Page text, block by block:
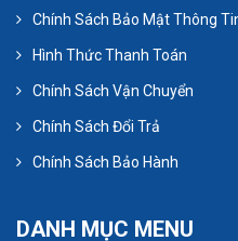
sử dụng trong các
thực phẩm …
Được thiết kế
Công tyTNHH Thiết Bị
Chính Sách Bảo Mật Thông
Hình Thức Thanh Toán
Chính Sách Vận Chuyển
Chính Sách Đổi Trả
Chính Sách Bảo Hành
DANH MỤC MENU